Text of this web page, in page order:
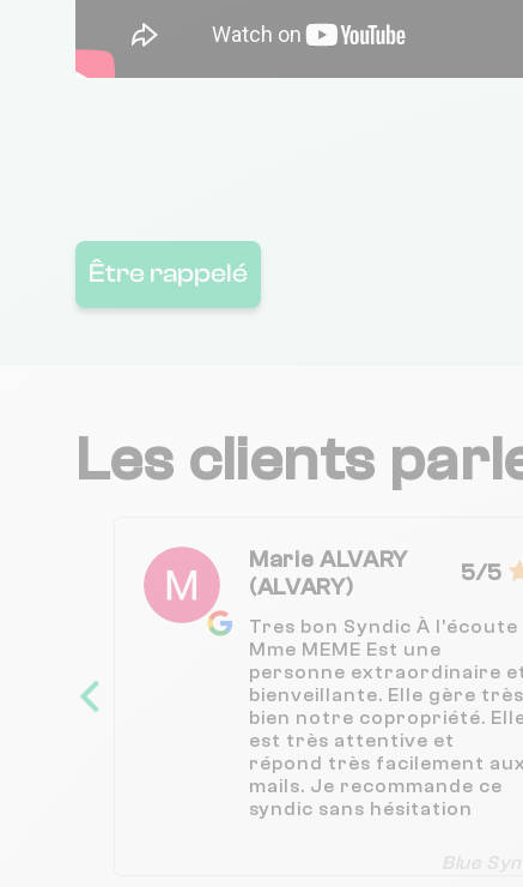
Être rappelé
Les clients
Marie ALVARY
(ALVARY)
5/5
Tres bon Syndic À l’écoute
Mme MEME Est une
personne extraordinaire
bienveillante. Elle gère très
bien notre copropriété.
est très attentive et
répond très facilement aux
mails. Je recommande ce
syndic sans hésitation
Blue